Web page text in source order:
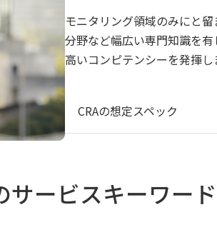
モニタリング領域のみにと
分野など幅広い専門知識を
高いコンピテンシーを発揮し
CRAの想定スペック
サービスキーワード